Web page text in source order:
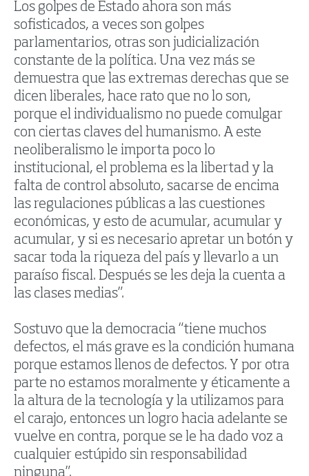
Los golpes de Estado ahora son más
sofisticados, a veces son golpes
parlamentarios, otras son judicialización
constante de la política. Una vez más se
demuestra que las extremas derechas que se
dicen liberales, hace rato que no lo son,
porque el individualismo no puede comulgar
con ciertas claves del humanismo. A este
neoliberalismo le importa poco lo
institucional, el problema es la libertad y la
falta de control absoluto, sacarse de encima
las regulaciones públicas a las cuestiones
económicas, y esto de acumular, acumular y
acumular, y si es necesario apretar un botón y
sacar toda la riqueza del país y llevarlo a un
paraíso fiscal. Después se les deja la cuenta a
las clases medias”.
Sostuvo que la democracia “tiene muchos
defectos, el más grave es la condición humana
porque estamos llenos de defectos. Y por otra
parte no estamos moralmente y éticamente a
la altura de la tecnología y la utilizamos para
el carajo, entonces un logro hacia adelante se
vuelve en contra, porque se le ha dado voz a
cualquier estúpido sin responsabilidad
ninguna”.